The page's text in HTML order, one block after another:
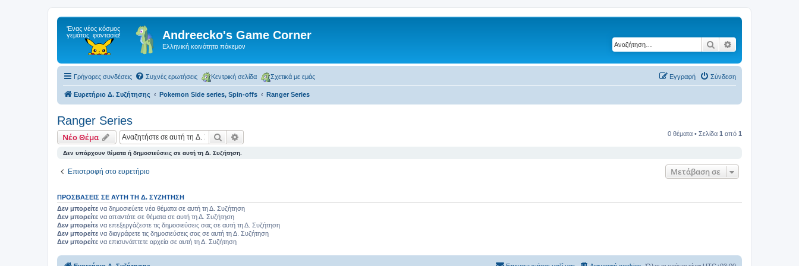
Andreecko's Game Corner
Ελληνική κοινότητα πόκεμον Αναζήτηση
Γρήγορες συνδέσεις Συχνές ερωτήσεις Κεντρική σελίδα Σχετικά με εμάς Σύνδεση
Εγγραφή
Ευρετήριο Δ. Συζήτησης Pokemon Side series, Spin-offs Ranger Series
Ranger Series
Νέο Θέμα Αναζήτηση 0 θέματα • Σελίδα 1 από 1
Δεν υπάρχουν θέματα ή δημοσιεύσεις σε αυτή τη Δ. Συζήτηση.
Επιστροφή στο ευρετήριο Μετάβαση σε
ΠΡΟΣΒΆΣΕΙΣ ΣΕ ΑΥΤΉ ΤΗ Δ. ΣΥΖΉΤΗΣΗ
Δεν μπορείτε να δημοσιεύετε νέα θέματα σε αυτή τη Δ. Συζήτηση
Δεν μπορείτε να απαντάτε σε θέματα σε αυτή τη Δ. Συζήτηση
Δεν μπορείτε να επεξεργάζεστε τις δημοσιεύσεις σας σε αυτή τη Δ. Συζήτηση
Δεν μπορείτε να διαγράφετε τις δημοσιεύσεις σας σε αυτή τη Δ. Συζήτηση
Δεν μπορείτε να επισυνάπτετε αρχεία σε αυτή τη Δ. Συζήτηση